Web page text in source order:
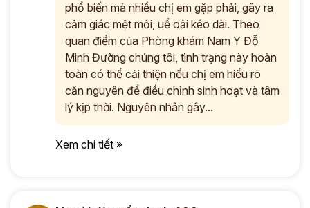
phổ biến mà nhiều chị em gặp phải, gây ra
cảm giác mệt mỏi, uể oải kéo dài. Theo
quan điểm của Phòng khám Nam Y Đỗ
Minh Đường chúng tôi, tình trạng này hoàn
toàn có thể cải thiện nếu chị em hiểu rõ
căn nguyên để điều chỉnh sinh hoạt và tâm
lý kịp thời. Nguyên nhân gây...
Xem chi tiết »